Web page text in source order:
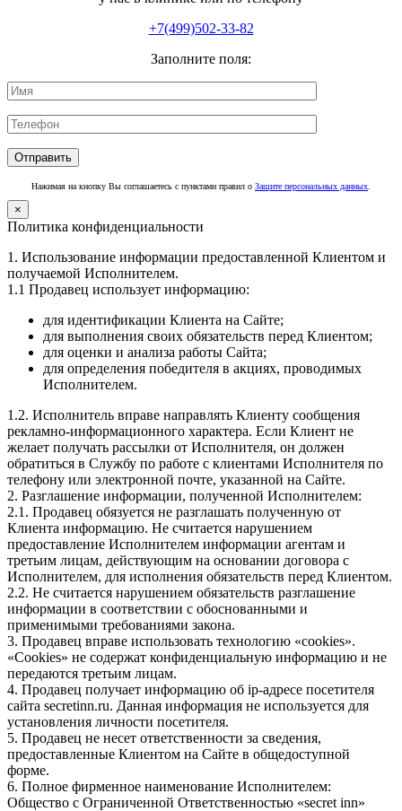
+7(499)502-33-82
Заполните поля:
Нажимая на кнопку Вы соглашаетесь с пунктами правил о Защите персональных данных
×
Политика конфиденциальности
1. Использование информации предоставленной Клиентом и
получаемой Исполнителем.
1.1 Продавец использует информацию:
для идентификации Клиента на Сайте;
для выполнения своих обязательств перед Клиентом;
для оценки и анализа работы Сайта;
для определения победителя в акциях, проводимых
Исполнителем.
1.2. Исполнитель вправе направлять Клиенту сообщения
рекламно-информационного характера. Если Клиент не
желает получать рассылки от Исполнителя, он должен
обратиться в Службу по работе с клиентами Исполнителя по
телефону или электронной почте, указанной на Сайте.
2. Разглашение информации, полученной Исполнителем:
2.1. Продавец обязуется не разглашать полученную от
Клиента информацию. Не считается нарушением
предоставление Исполнителем информации агентам и
третьим лицам, действующим на основании договора с
Исполнителем, для исполнения обязательств перед Клиентом.
2.2. Не считается нарушением обязательств разглашение
информации в соответствии с обоснованными и
применимыми требованиями закона.
3. Продавец вправе использовать технологию «cookies».
«Cookies» не содержат конфиденциальную информацию и не
передаются третьим лицам.
4. Продавец получает информацию об ip-адресе посетителя
сайта secretinn.ru. Данная информация не используется для
установления личности посетителя.
5. Продавец не несет ответственности за сведения,
предоставленные Клиентом на Сайте в общедоступной
форме.
6. Полное фирменное наименование Исполнителем:
Общество с Ограниченной Ответственностью «secret inn»